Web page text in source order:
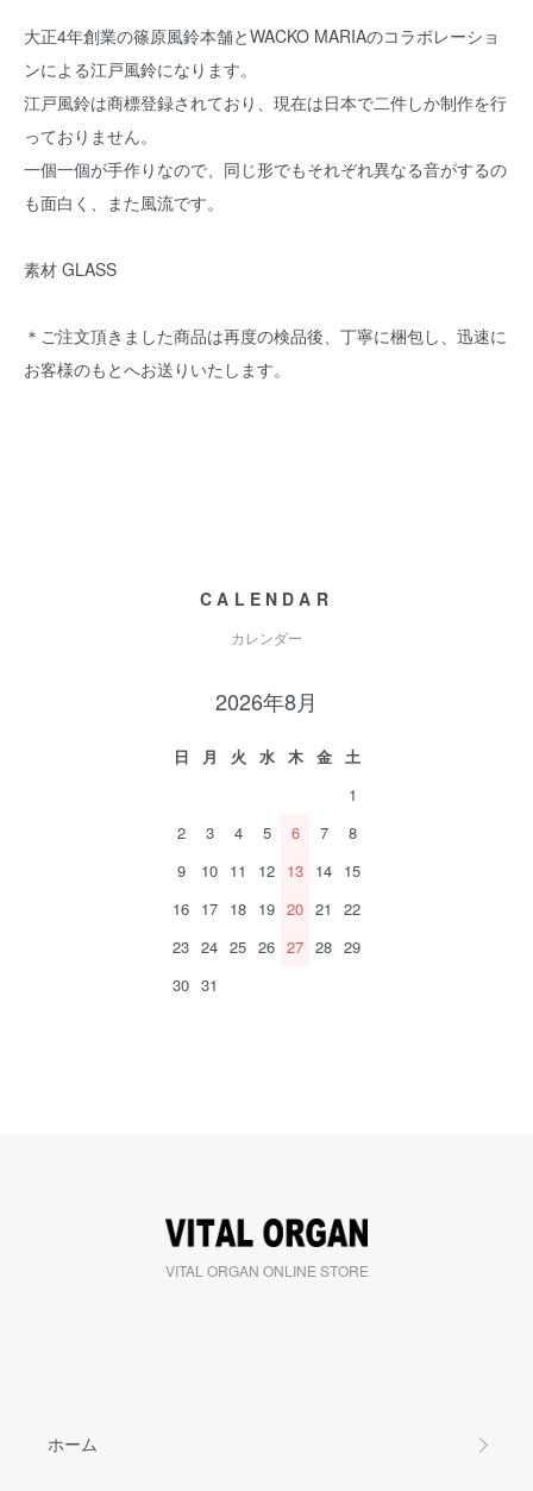
大正4年創業の篠原風鈴本舗とWACKO MARIAのコラボレーショ
ンによる江戸風鈴になります。
江戸風鈴は商標登録されており、現在は日本で二件しか制作を行
っておりません。
一個一個が手作りなので、同じ形でもそれぞれ異なる音がするの
も面白く、また風流です。
素材 GLASS
＊ご注文頂きました商品は再度の検品後、丁寧に梱包し、迅速に
お客様のもとへお送りいたします。
CALENDAR
カレンダー
2026年8月
日 月 火 水 木 金
土
1
2
3 4 5 6 7
8
9
10 11 12 13 14 15
16 17 18 19 20 21
22
23 24 25 26 27 28 29
30 31
VITAL ORGAN ONLINE STORE
ホーム